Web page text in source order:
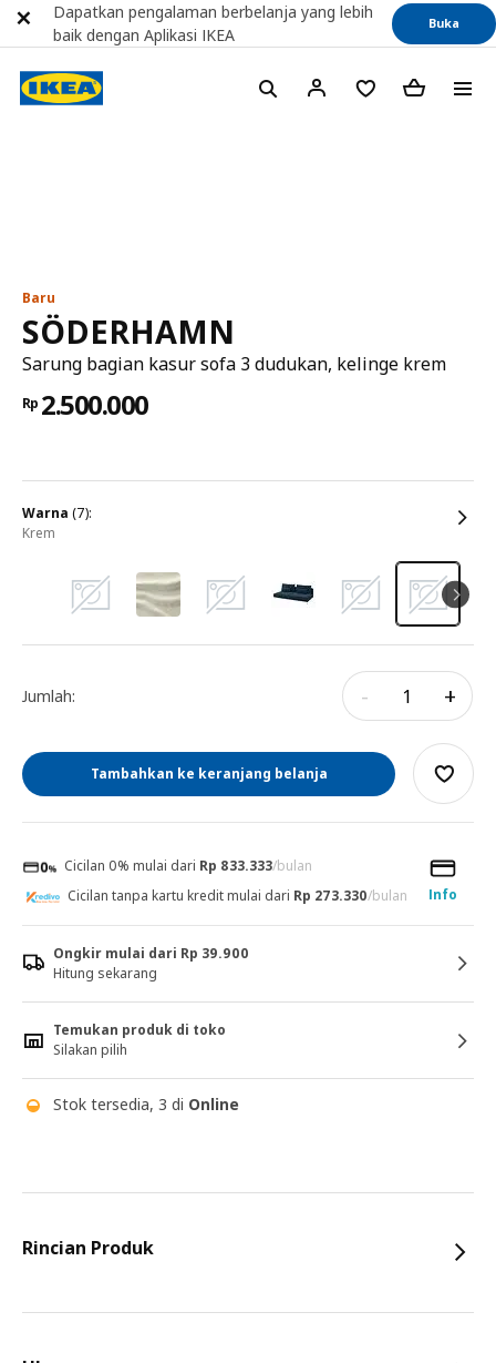
Baru
SÖDERHAMN
Sarung bagian kasur sofa 3 dudukan, kelinge krem
Rp 2.500.000
warna (7):
krem
Jumlah: - +
Tambahkan ke keranjang belanja
Cicilan 0% mulai dari Rp 833.333/bulan
Info
Cicilan tanpa kartu kredit mulai dari Rp 273.330/bulan
Ongkir mulai dari Rp 39.900
Hitung sekarang
Temukan produk di toko
Silakan pilih
Stok tersedia, 3 di Online
Rincian Produk
Dapatkan pengalaman berbelanja yang lebih
baik dengan Aplikasi IKEA
Buka